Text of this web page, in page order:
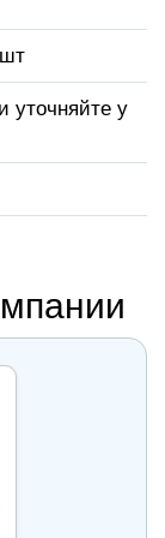
уточняйте у